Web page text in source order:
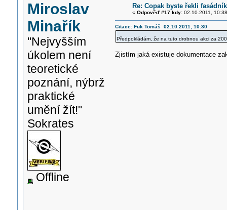
Miroslav
Minařík
"Nejvyšším
úkolem není
teoretické
poznání, nýbrž
praktické
umění žít!"
Sokrates
Offline
Re: Copak byste řekli
« Odpověď #17 kdy:02.10.2011,
Citace: Fuk Tomáš 02.10.2011, 10:30
Předpokládám, že na tuto drobnou akci za
Zjistím jaká existuje dokumentace